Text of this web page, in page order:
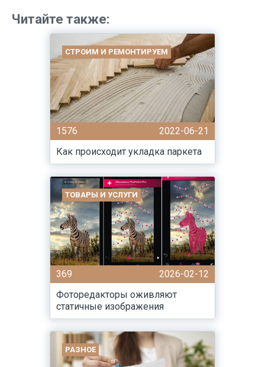
Читайте также:
СТРОИМ И РЕМОНТИРУЕМ
1576
2022-06-21
Как происходит укладка паркета
ТОВАРЫ И УСЛУГИ
369
2026-02-12
Фоторедакторы оживляют
статичные изображения
РАЗНОЕ